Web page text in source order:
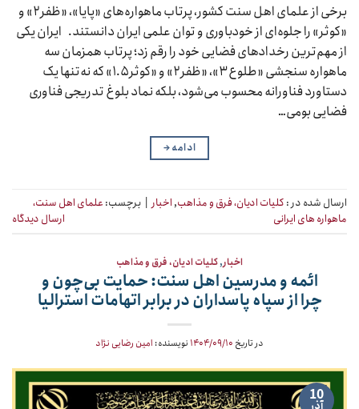
برخی از علمای اهل سنت کشور، پرتاب ماهواره‌های «پایا»، «ظفر۲» و
«کوثر» را جلوه‌ای از خودباوری و توان علمی ایران دانستند. ایران یکی
از مهم‌ترین رخدادهای فضایی خود را رقم زد؛ پرتاب همزمان سه
ماهواره سنجشی «طلوع۳»، «ظفر۲» و «کوثر۱.۵» که نه‌تنها یک
دستاورد فناورانه محسوب می‌شود، بلکه نماد بلوغ تدریجی فناوری
فضایی بومی…
ادامه→
ارسال شده در : کلیات ادیان، فرق و مذاهب,اخبار برچسب: علمای اهل سنت،
ماهواره های ایرانی
ارسال دیدگاه
اخبار,کلیات ادیان، فرق و مذاهب
ائمه و مدرسین اهل سنت: حمایت بی‌چون و
چرا از سپاه پاسداران در برابر اتهامات استرالیا
در تاریخ ۱۴۰۴/۰۹/۱۰ نویسنده: امین رضایی نژاد
10